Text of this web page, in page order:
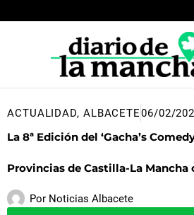
al
ACTUALIDAD, ALBACETE06/02/
La 8ª Edición del ‘Gacha’s
Provincias de Castilla-La Mancha
Por Noticias Albacete